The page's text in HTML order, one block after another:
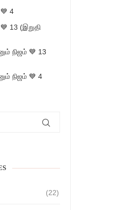
4
13 (இறுதி
நிஜம் 💙 13
நிஜம் 💙 4
(22)